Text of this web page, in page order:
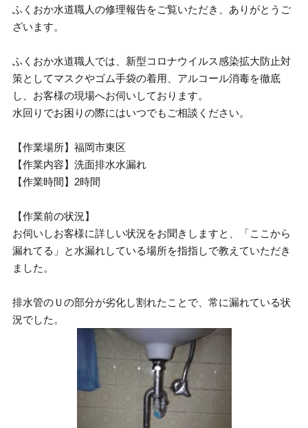
ふくおか水道職人の修理報告をご覧いただき、ありがとうご
ざいます。
ふくおか水道職人では、新型コロナウイルス感染拡大防止対
策としてマスクやゴム手袋の着用、アルコール消毒を徹底
し、お客様の現場へお伺いしております。
水回りでお困りの際にはいつでもご相談ください。
【作業場所】福岡市東区
【作業内容】洗面排水水漏れ
【作業時間】2時間
【作業前の状況】
お伺いしお客様に詳しい状況をお聞きしますと、「ここから
漏れてる」と水漏れしている場所を指指しで教えていただき
ました。
排水管のＵの部分が劣化し割れたことで、常に漏れている状
況でした。